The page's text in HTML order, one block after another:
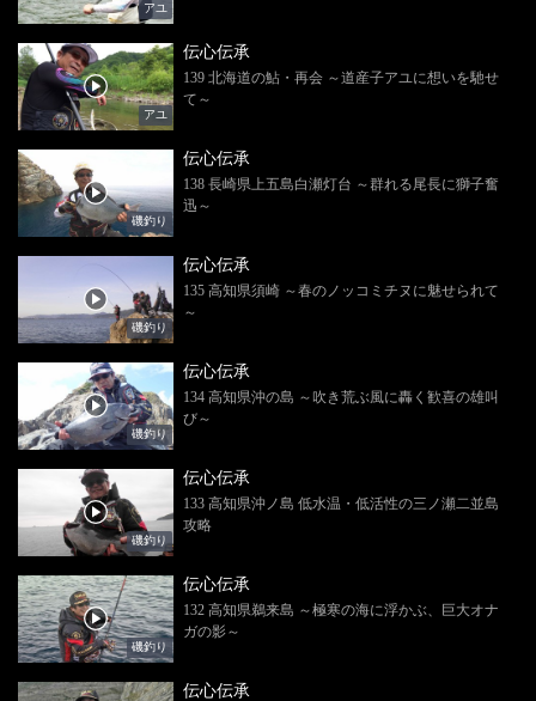
アユ
アユ
伝心伝承
139 北海道の鮎・再会 ～道産子アユに想いを馳せ
て～
磯釣り
伝心伝承
138 長崎県上五島白瀬灯台 ～群れる尾長に獅子奮
迅～
磯釣り
伝心伝承
135 高知県須崎 ～春のノッコミチヌに魅せられて
～
磯釣り
伝心伝承
134 高知県沖の島 ～吹き荒ぶ風に轟く歓喜の雄叫
び～
磯釣り
伝心伝承
133 高知県沖ノ島 低水温・低活性の三ノ瀬二並島
攻略
磯釣り
伝心伝承
132 高知県鵜来島 ～極寒の海に浮かぶ、巨大オナ
ガの影～
伝心伝承